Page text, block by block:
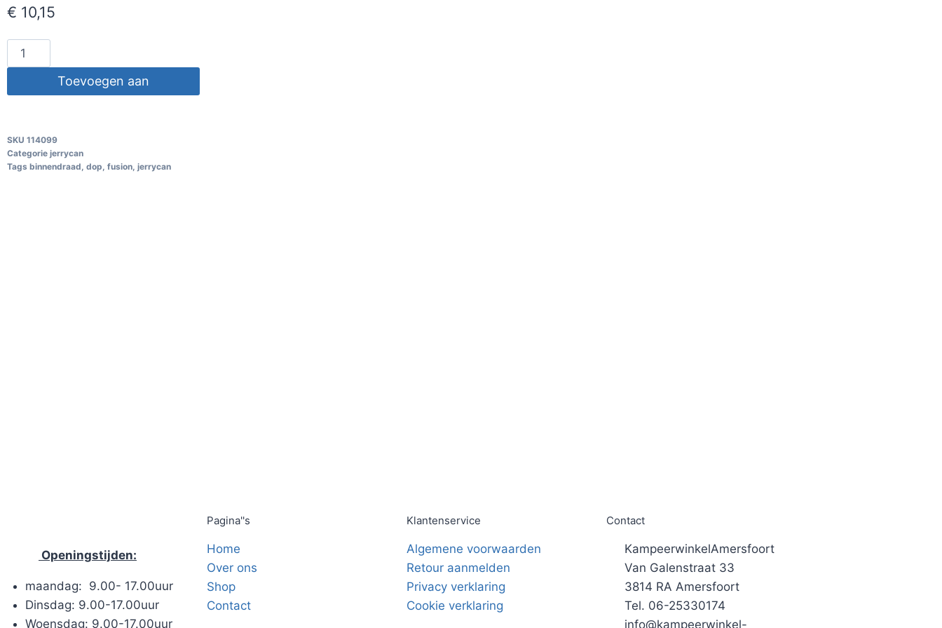
€ 10,15
Toevoegen aan
SKU 114099
Categorie jerrycan
Tags binnendraad dop fusion jerrycan
Openingstijden:
maandag: 9.00- 17.00uur
Dinsdag: 9.00-17.00uur
Woensdag: 9.00-17.00uur
Pagina''s
Home
Over ons
Shop
Contact
Klantenservice
Algemene voorwaarden
Retour aanmelden
Privacy verklaring
Cookie verklaring
Contact
KampeerwinkelAmersfoort
Van Galenstraat 33
3814 RA Amersfoort
Tel. 06-25330174
info@kampeerwinkel-